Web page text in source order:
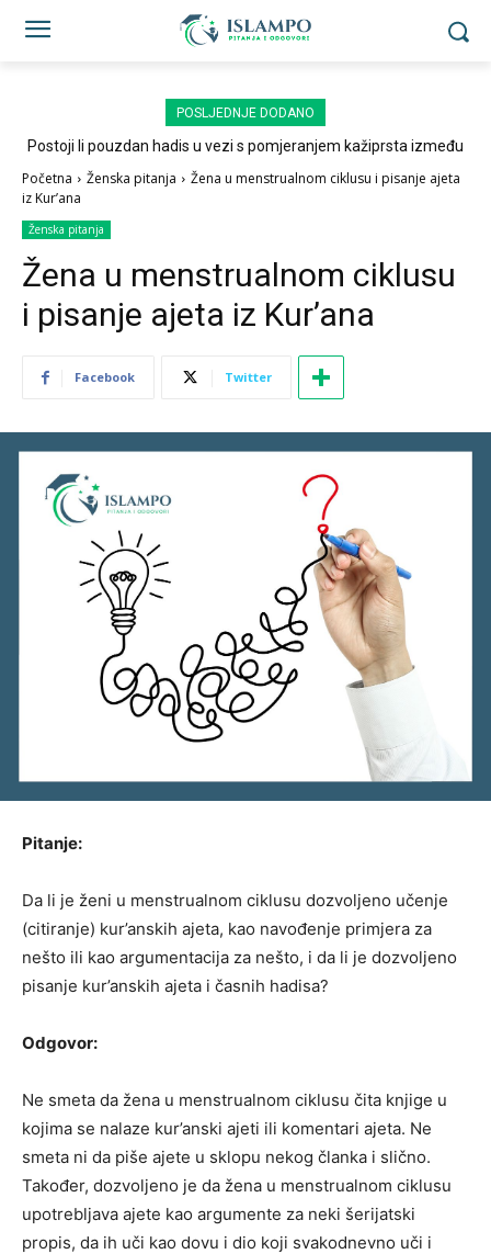
POSLJEDNJE DODANO
Postoji li pouzdan hadis u vezi s pomjeranjem kažiprsta između
Početna Ženska pitanja
Žena u menstrualnom ciklusu i pisanje ajeta
iz Kur’ana
Ženska pitanja
Žena u menstrualnom ciklusu
i pisanje ajeta iz Kur’ana
Facebook Twitter
Pitanje:
Da li je ženi u menstrualnom ciklusu dozvoljeno učenje
(citiranje) kur’anskih ajeta, kao navođenje primjera za
nešto ili kao argumentacija za nešto, i da li je dozvoljeno
pisanje kur’anskih ajeta i časnih hadisa?
Odgovor:
Ne smeta da žena u menstrualnom ciklusu čita knjige u
kojima se nalaze kur’anski ajeti ili komentari ajeta. Ne
smeta ni da piše ajete u sklopu nekog članka i slično.
Također, dozvoljeno je da žena u menstrualnom ciklusu
upotrebljava ajete kao argumente za neki šerijatski
propis, da ih uči kao dovu i dio koji svakodnevno uči i